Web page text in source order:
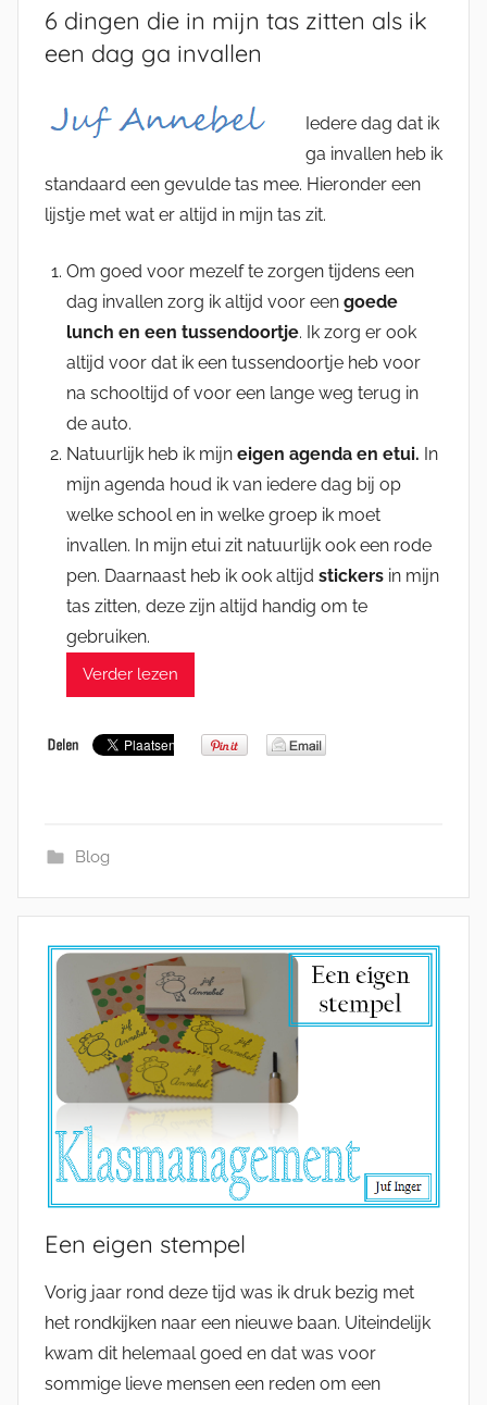
6 dingen die in mijn tas zitten als ik
een dag ga invallen
Iedere dag dat ik
ga invallen heb ik
standaard een gevulde tas mee. Hieronder een
lijstje met wat er altijd in mijn tas zit.
Om goed voor mezelf te zorgen tijdens een
dag invallen zorg ik altijd voor een goede
lunch en een tussendoortje. Ik zorg er ook
altijd voor dat ik een tussendoortje heb voor
na schooltijd of voor een lange weg terug in
de auto.
Natuurlijk heb ik mijn eigen agenda en etui. In
mijn agenda houd ik van iedere dag bij op
welke school en in welke groep ik moet
invallen. In mijn etui zit natuurlijk ook een rode
pen. Daarnaast heb ik ook altijd stickers in mijn
tas zitten, deze zijn altijd handig om te
gebruiken.
Verder lezen
Blog
Een eigen stempel
Vorig jaar rond deze tijd was ik druk bezig met
het rondkijken naar een nieuwe baan. Uiteindelijk
kwam dit helemaal goed en dat was voor
sommige lieve mensen een reden om een